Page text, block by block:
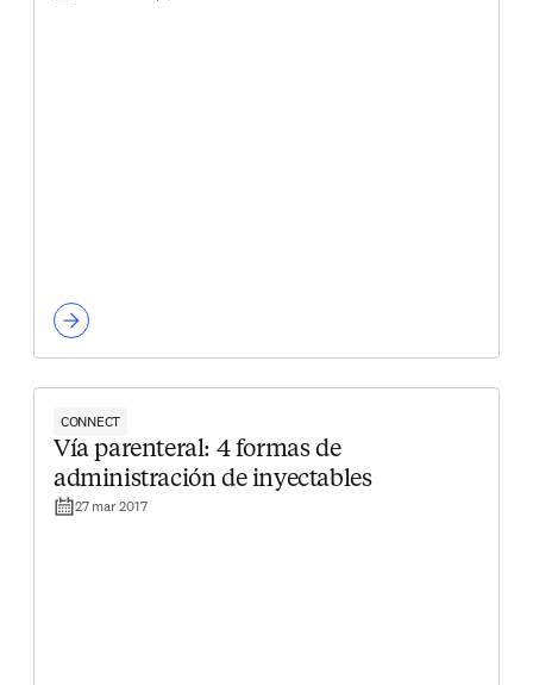
CONNECT
Vía parenteral: 4 formas de
administración de inyectables
27 mar 2017